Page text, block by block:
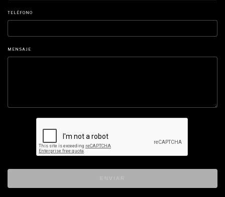
TELÉFONO
MENSAJE
ENVIAR